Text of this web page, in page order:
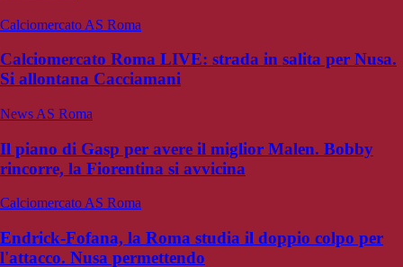
Calciomercato AS Roma
Calciomercato Roma LIVE: strada in salita per Nusa.
Si allontana Cacciamani
News AS Roma
Il piano di Gasp per avere il miglior Malen. Bobby
rincorre, la Fiorentina si avvicina
Calciomercato AS Roma
Endrick-Fofana, la Roma studia il doppio colpo per
l'attacco. Nusa permettendo